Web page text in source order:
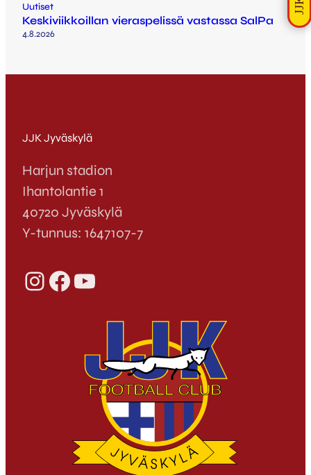
Uutiset
Keskiviikkoillan vieraspelissä vastassa SalPa
4.8.2026
JJK Jyväskylä
Harjun stadion
Ihantolantie 1
40720 Jyväskylä
Y-tunnus: 1647107-7
InstagramFacebook YouTube